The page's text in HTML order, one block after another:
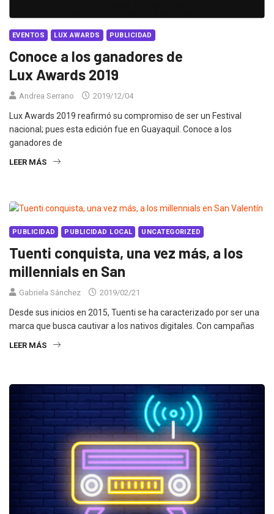
EVENTOS LUX AWARDS PUBLICIDAD
Conoce a los ganadores de
Lux Awards 2019
Andrea Serrano 2019/12/04
Lux Awards 2019 reafirmó su compromiso de ser un Festival
nacional; pues esta edición fue en Guayaquil. Conoce a los
ganadores de
LEER MÁS
PUBLICIDAD PUBLICIDAD LOCAL UNCATEGORIZED
Tuenti conquista, una vez más, a los
millennials en San
Gabriela Sánchez 2019/02/21
Desde sus inicios en 2015, Tuenti se ha caracterizado por ser una
marca que busca cautivar a los nativos digitales. Con campañas
LEER MÁS